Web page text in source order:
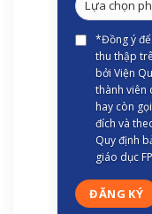
*Đồng ý
thu thập
bởi Viện
thành viên
hay còn
đích và
Quy định
giáo dục